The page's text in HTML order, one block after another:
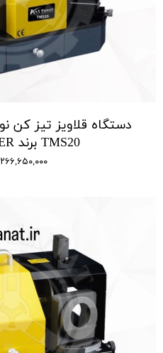
TMS20 برند AST-POWER
۲۶۶,۶۵۰,۰۰۰ تومان